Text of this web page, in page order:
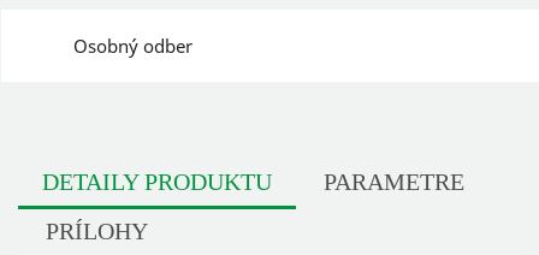
Osobný odber
DETAILY PRODUKTU
PARAMETRE
PRÍLOHY